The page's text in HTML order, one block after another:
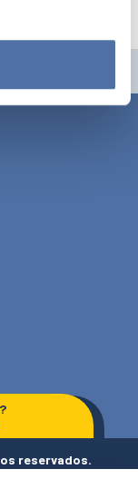
reservados.